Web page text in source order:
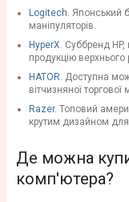
Logitech. Японський
маніпуляторів.
HyperX. Суббренд
продукцію верхнього
HATOR. Доступна
вітчизняної
Razer. Топовий
крутим дизайном для
Де можна
комп'ютера?